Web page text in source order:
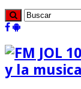
y la